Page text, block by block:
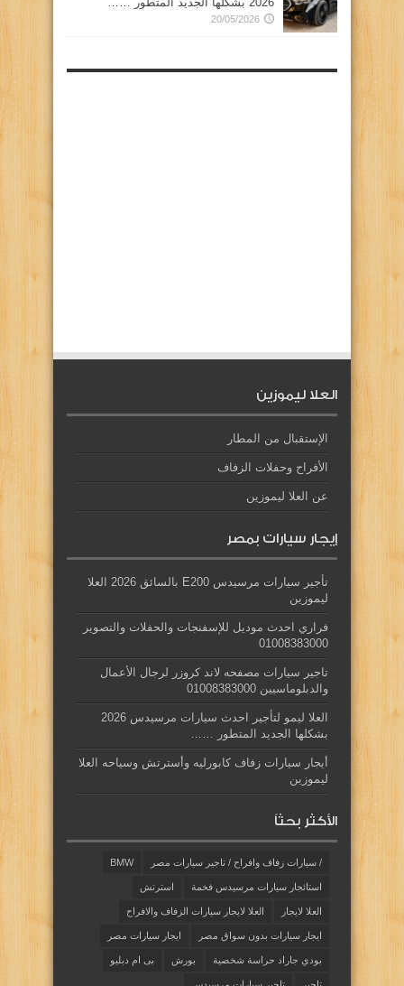
20/05/2026
العلا ليموزين
الإستقبال من المطار
الأفراح وحفلات الزفاف
عن العلا ليموزين
إيجار سيارات بمصر
تأجير سيارات مرسيدس E200 بالسائق 2026 العلا
ليموزين
فراري احدث موديل للإسفنجات والحفلات والتصوير
01008383000
تاجير سيارات مصفحه لاند كروزر لرجال الأعمال
والدبلوماسيين 01008383000
العلا ليمو لتأجير احدث سيارات مرسيدس 2026
بشكلها الجديد المتطور ……
أيجار سيارات زفاف كابورليه وأسترتش وسياحه العلا
ليموزين
الأكثر بحثاً
/ سيارات زفاف وافراح / تاجير سيارات مصر BMW
استائجار سيارات مرسيدس فخمة استرتش
العلا لايجار العلا لايجار سيارات الزفاف والافراح
ايجار سيارات بدون سواق مصر ايجار سيارات مصر
بودي جاراد حراسة شخصية بورش بى ام دبليو